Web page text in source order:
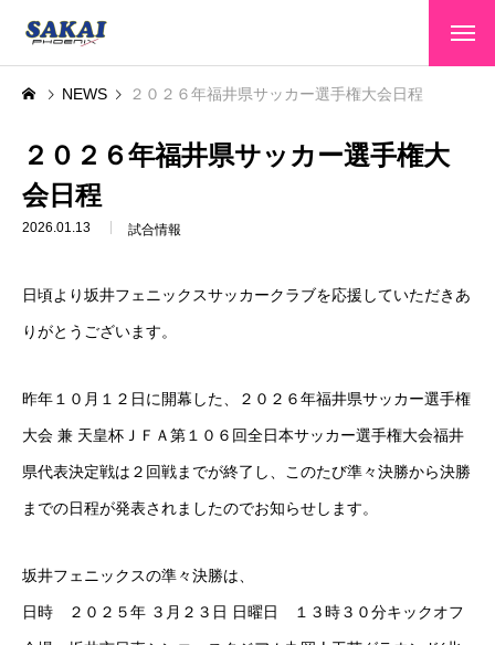
HOME トップページ
CLUB INFO クラブ情報
TEAMS
PRIVACY POLICY LINK CONTACT
NEWS ２０２６年福井県サッカー選手権大会日程
２０２６年福井県サッカー選手権大
会日程
2026.01.13 試合情報
日頃より坂井フェニックスサッカークラブを応援していただきあ
りがとうございます。
昨年１０月１２日に開幕した、２０２６年福井県サッカー選手権
大会 兼 天皇杯ＪＦＡ第１０６回全日本サッカー選手権大会福井
県代表決定戦は２回戦までが終了し、このたび準々決勝から決勝
までの日程が発表されましたのでお知らせします。
坂井フェニックスの準々決勝は、
日時 ２０２５年 ３月２３日 日曜日 １３時３０分キックオフ